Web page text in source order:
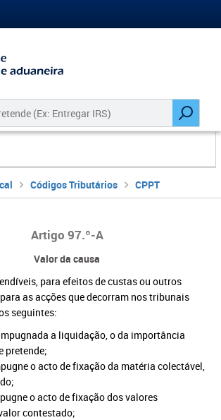
Códigos Tributários CPPT
Artigo 97.º-A
Valor da causa
para efeitos de custas ou outros
as acções que decorram nos tribunais
seguintes:
a liquidação, o da importância
pretende;
o acto de fixação da matéria colectável,
o acto de fixação dos valores
contestado;